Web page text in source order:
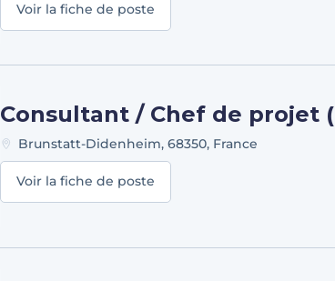
Voir la fiche de poste
Consultant / Chef de projet
Brunstatt-Didenheim, 68350, France
Voir la fiche de poste